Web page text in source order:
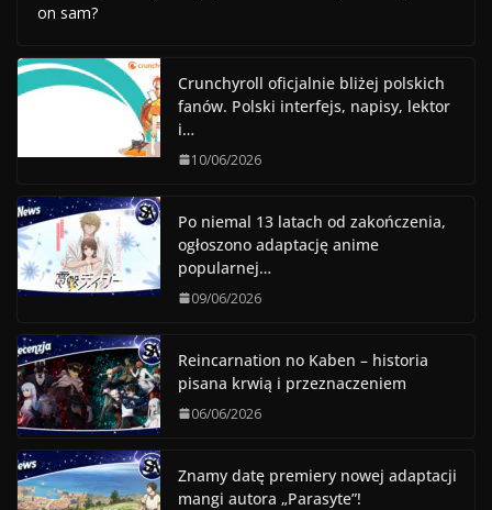
on sam?
Crunchyroll oficjalnie bliżej polskich
fanów. Polski interfejs, napisy, lektor
i…
10/06/2026
Po niemal 13 latach od zakończenia,
ogłoszono adaptację anime
popularnej…
09/06/2026
Reincarnation no Kaben – historia
pisana krwią i przeznaczeniem
06/06/2026
Znamy datę premiery nowej adaptacji
mangi autora „Parasyte”!